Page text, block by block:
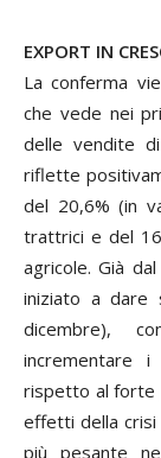
EXPORT IN
La conferma
che vede nei
delle vendite
riflette
del 20,6% (in
trattrici e del
agricole. Già
iniziato a dare
dicembre),
incrementare
rispetto al forte
effetti della crisi
più pesante